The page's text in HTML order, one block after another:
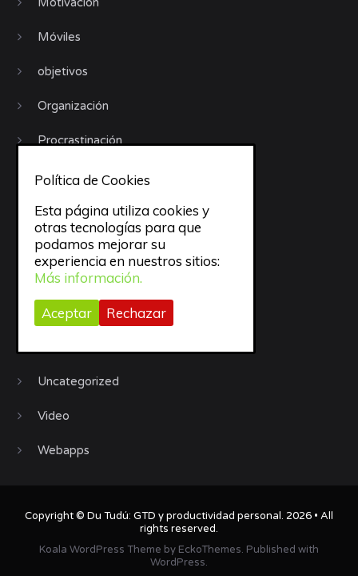
Móviles
objetivos
Organización
Procrastinación
Productividad
Recursos
Sueño
todo
trabajo
Uncategorized
Video
Webapps
Copyright © Du Tudú: GTD y productividad personal. 2026 • All
rights reserved.
Koala WordPress Theme by EckoThemes. Published with
WordPress.
Política de Cookies
Esta página utiliza cookies y
otras tecnologías para que
podamos mejorar su
experiencia en nuestros sitios:
Más información.
Aceptar Rechazar